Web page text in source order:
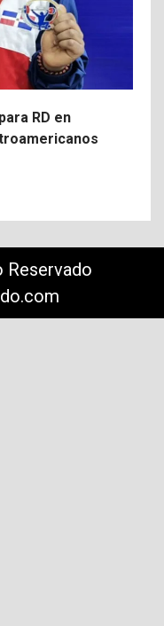
RD en
Reservado